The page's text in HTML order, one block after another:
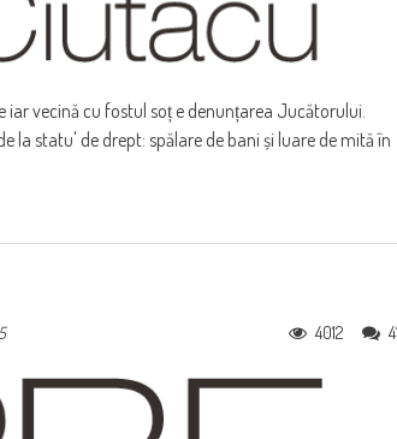
iar vecină cu fostul soț e denunțarea Jucătorului.
la statu' de drept: spălare de bani și luare de mită în
4012